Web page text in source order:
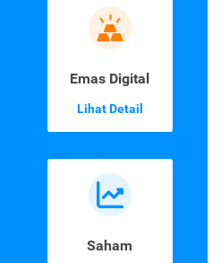
Emas Digital
Lihat Detail
Saham